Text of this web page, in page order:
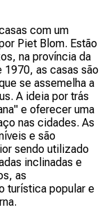
com um
Piet Blom. Estão
na província da
1970, as casas são
se assemelha a
A ideia por trás
e oferecer uma
nas cidades. As
e são
sendo utilizado
inclinadas e
as
turística popular e